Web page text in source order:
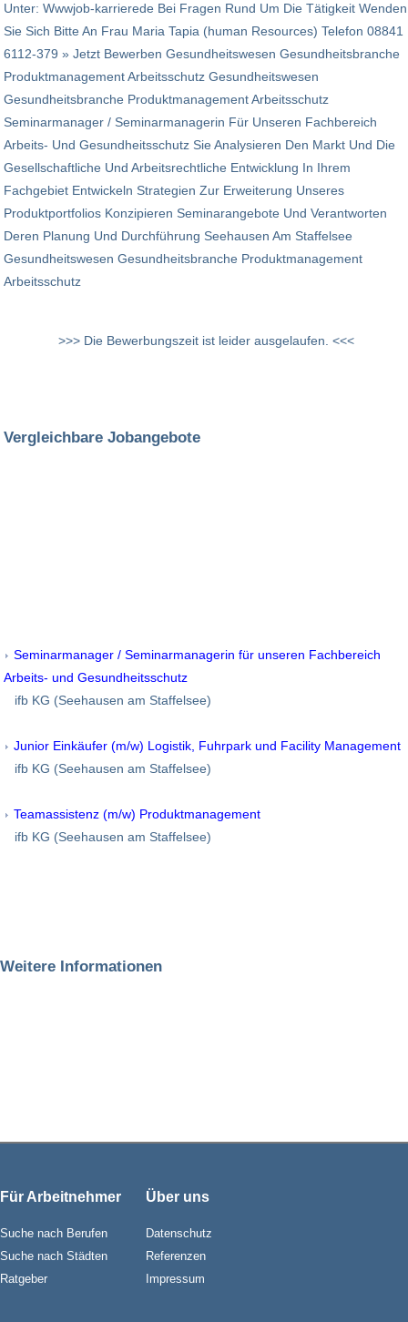
Unter: Wwwjob-karrierede Bei Fragen Rund Um Die Tätigkeit Wenden
Sie Sich Bitte An Frau Maria Tapia (human Resources) Telefon 08841
6112-379 » Jetzt Bewerben Gesundheitswesen Gesundheitsbranche
Produktmanagement Arbeitsschutz Gesundheitswesen
Gesundheitsbranche Produktmanagement Arbeitsschutz
Seminarmanager / Seminarmanagerin Für Unseren Fachbereich
Arbeits- Und Gesundheitsschutz Sie Analysieren Den Markt Und Die
Gesellschaftliche Und Arbeitsrechtliche Entwicklung In Ihrem
Fachgebiet Entwickeln Strategien Zur Erweiterung Unseres
Produktportfolios Konzipieren Seminarangebote Und Verantworten
Deren Planung Und Durchführung Seehausen Am Staffelsee
Gesundheitswesen Gesundheitsbranche Produktmanagement
Arbeitsschutz
>>> Die Bewerbungszeit ist leider ausgelaufen. <<<
Vergleichbare Jobangebote
Seminarmanager / Seminarmanagerin für unseren Fachbereich
Arbeits- und Gesundheitsschutz
ifb KG (Seehausen am Staffelsee)
Junior Einkäufer (m/w) Logistik, Fuhrpark und Facility Management
ifb KG (Seehausen am Staffelsee)
Teamassistenz (m/w) Produktmanagement
ifb KG (Seehausen am Staffelsee)
Weitere Informationen
Für Arbeitnehmer
Suche nach Berufen
Suche nach Städten
Ratgeber
Über uns
Datenschutz
Referenzen
Impressum